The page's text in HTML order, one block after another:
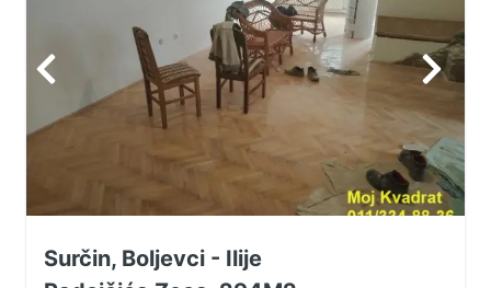
Surčin, Boljevci - Ilije